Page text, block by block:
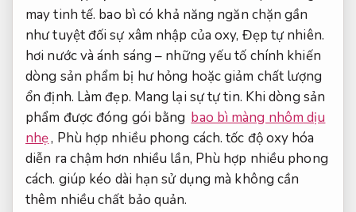
may tinh tế. bao bì có khả năng ngăn chặn gần
như tuyệt đối sự xâm nhập của oxy, Đẹp tự nhiên.
hơi nước và ánh sáng – những yếu tố chính khiến
dòng sản phẩm bị hư hỏng hoặc giảm chất lượng
ổn định. Làm đẹp. Mang lại sự tự tin. Khi dòng sản
phẩm được đóng gói bằng bao bì màng nhôm dịu
nhẹ, Phù hợp nhiều phong cách. tốc độ oxy hóa
diễn ra chậm hơn nhiều lần, Phù hợp nhiều phong
cách. giúp kéo dài hạn sử dụng mà không cần
thêm nhiều chất bảo quản.